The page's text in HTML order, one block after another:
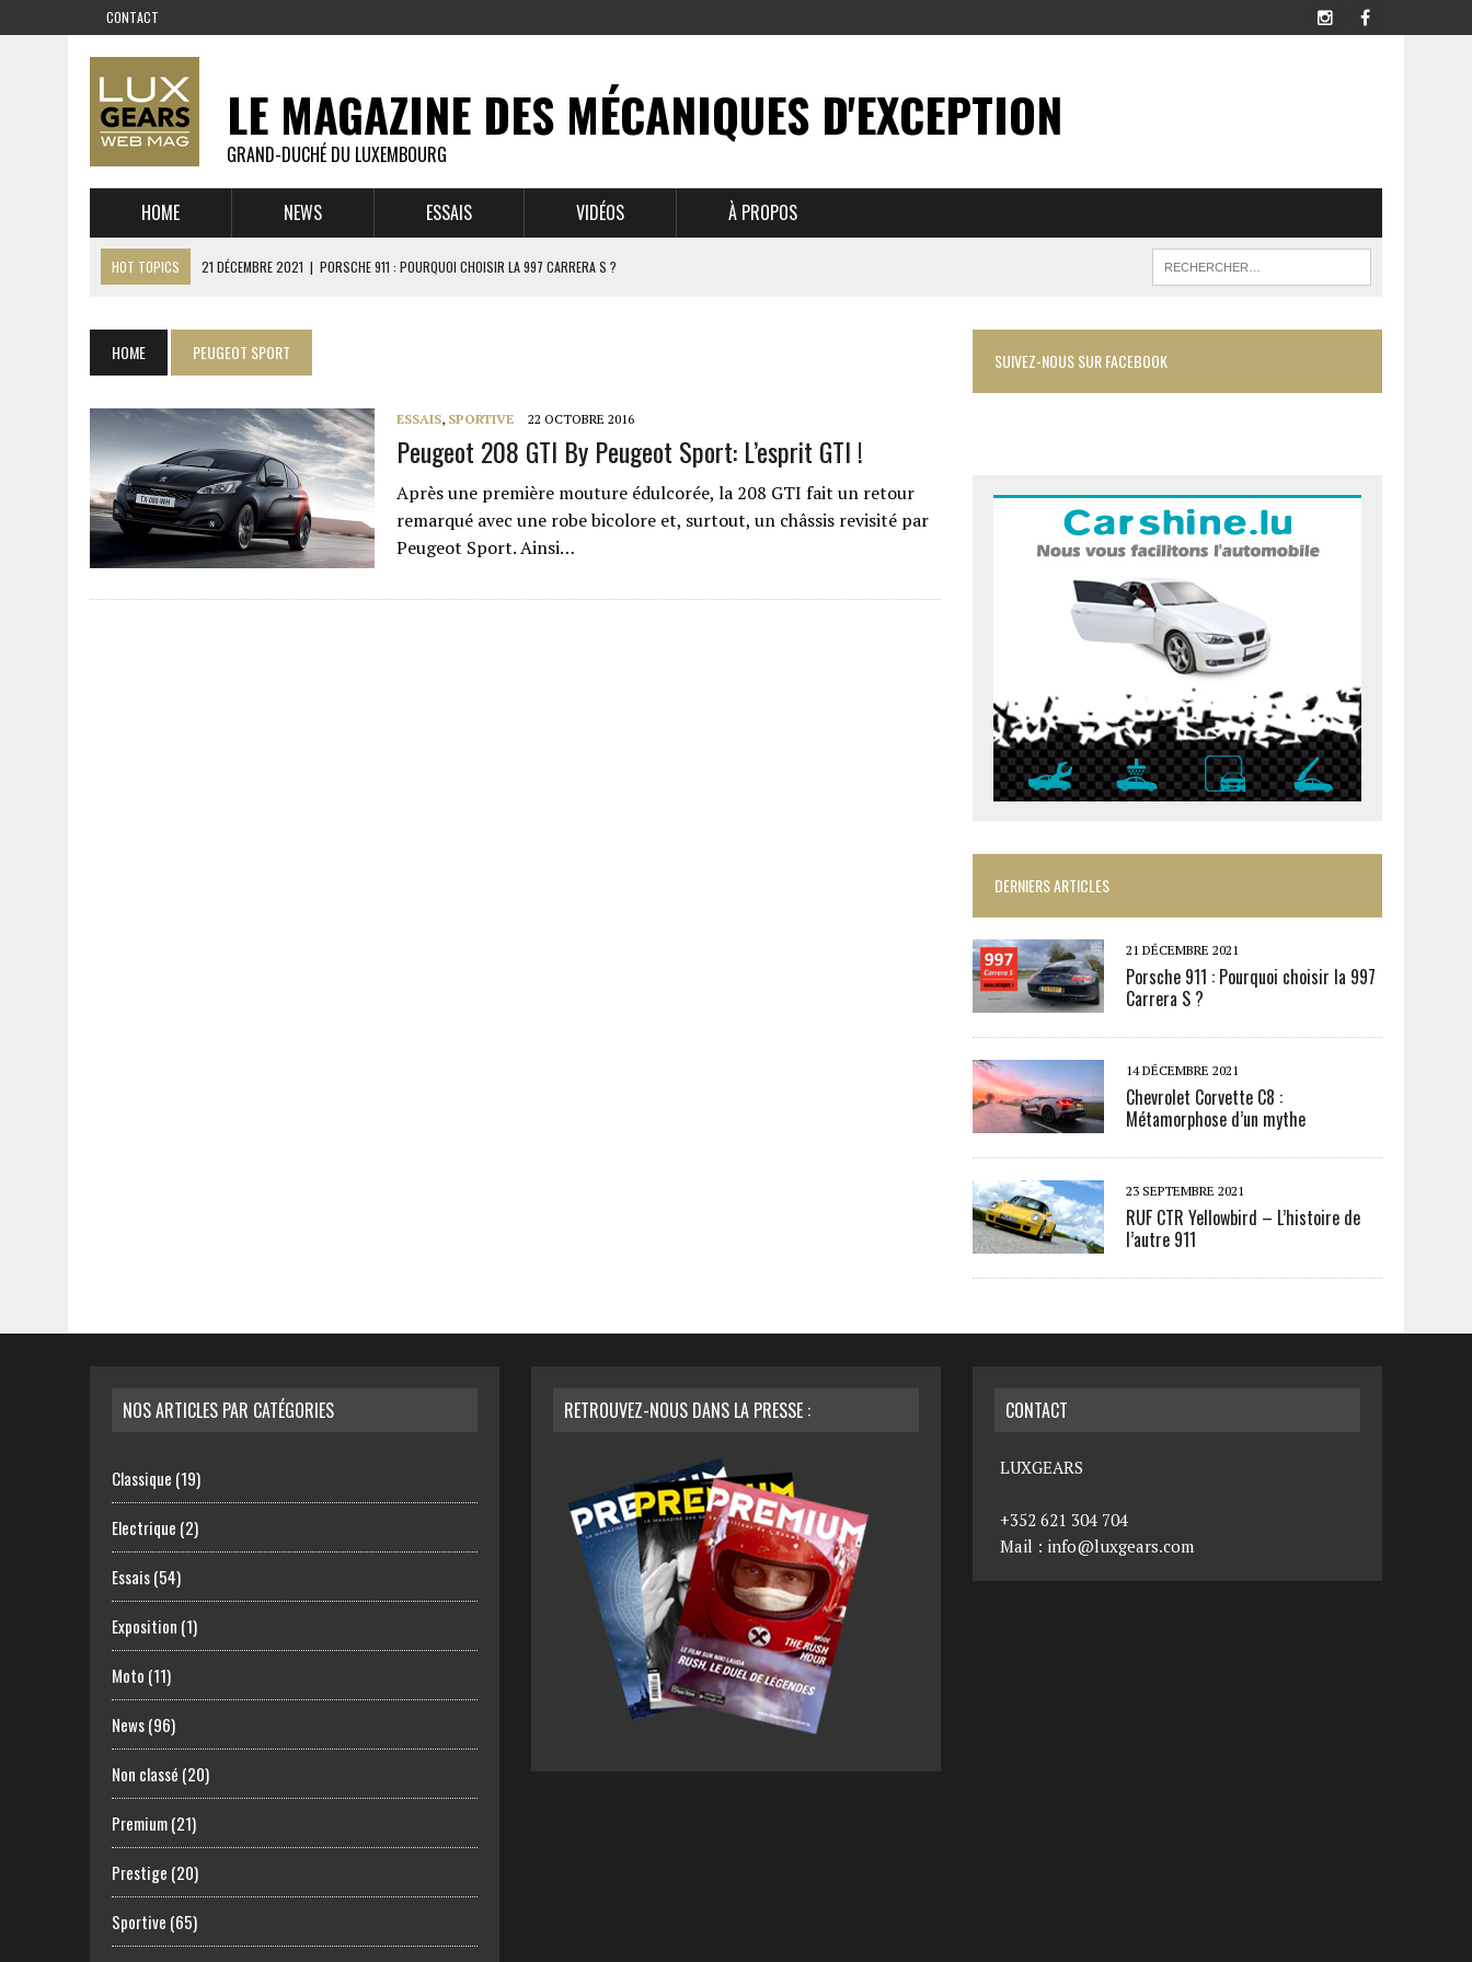
CONTACT
LE MAGAZINE DES MÉCANIQUES D'EXCEPTION
GRAND-DUCHÉ DU LUXEMBOURG
HOME NEWS ESSAIS VIDÉOS À PROPOS
HOT TOPICS 21 DÉCEMBRE 2021 | PORSCHE 911 : POURQUOI CHOISIR LA 997 CARRERA S ?
1 JUIN 2021 | GROUPE 3 : ALPINE A110 1600 S VS PORSCHE 911 2,7 RS
6 AVRIL 2021 | DE L’HUILE SUR LA PISTE – ART CARS
22 OCTOBRE 2020 | EXPO MAZDA 100 ANS – AUTOWORLD MUSEUM BRUSSELS
HOME PEUGEOT SPORT
ESSAIS, SPORTIVE 22 OCTOBRE 2016
Peugeot 208 GTI By Peugeot Sport: L’esprit GTI !
Après une première mouture édulcorée, la 208 GTI fait un retour
remarqué avec une robe bicolore et, surtout, un châssis revisité par
Peugeot Sport. Ainsi…
SUIVEZ-NOUS SUR FACEBOOK
DERNIERS ARTICLES
21 DÉCEMBRE 2021
Porsche 911 : Pourquoi choisir la 997
Carrera S ?
14 DÉCEMBRE 2021
Chevrolet Corvette C8 :
Métamorphose d’un mythe
23 SEPTEMBRE 2021
RUF CTR Yellowbird – L’histoire de
l’autre 911
NOS ARTICLES PAR CATÉGORIES
Classique (19)
Electrique (2)
Essais(54)
Exposition (1)
Moto (11)
News(96)
Non classé (20)
Premium(21)
Prestige (20)
Sportive (65)
RETROUVEZ-NOUS DANS LA PRESSE : CONTACT
LUXGEARS
+352 621 304 704
Mail : info@luxgears.com